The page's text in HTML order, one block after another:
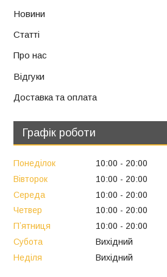
Новини
Статті
Про нас
Відгуки
Доставка та оплата
Графік роботи
Понеділок 10:00
20:00
Вівторок
10:00
20:00
Середа
10:00
20:00
Четвер
10:00
20:00
Пʼятниця
10:00
20:00
Субота
Вихідний
Неділя
Вихідний